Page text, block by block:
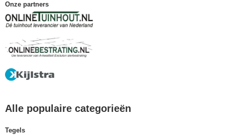
Onze partners
Alle populaire categorieën
Tegels